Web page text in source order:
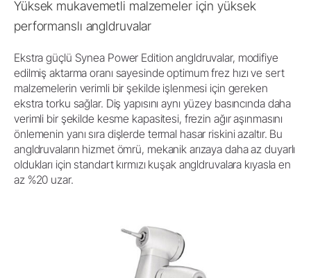
Yüksek mukavemetli malzemeler için yüksek
performanslı angldruvalar
Ekstra güçlü Synea Power Edition angldruvalar, modifiye
edilmiş aktarma oranı sayesinde optimum frez hızı ve sert
malzemelerin verimli bir şekilde işlenmesi için gereken
ekstra torku sağlar. Diş yapısını aynı yüzey basıncında daha
verimli bir şekilde kesme kapasitesi, frezin ağır aşınmasını
önlemenin yanı sıra dişlerde termal hasar riskini azaltır. Bu
angldruvaların hizmet ömrü, mekanik arızaya daha az duyarlı
oldukları için standart kırmızı kuşak angldruvalara kıyasla en
az %20 uzar.